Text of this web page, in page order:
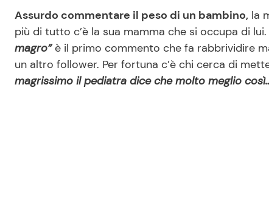
Assurdo commentare il peso di un bambino, la
più di tutto c’è la sua mamma che si occupa di lui.
magro”è il primo commento che fa rabbrividire
un altro follower. Per fortuna c’è chi cerca di
magrissimo il pediatra dice che molto meglio